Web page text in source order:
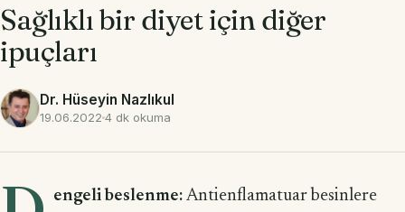
Sağlıklı bir diyet için diğer
ipuçları
Dr. Hüseyin Nazlıkul
19.06.2022 4 dk okuma
engeli beslenme:Antienflamatuar besinlere